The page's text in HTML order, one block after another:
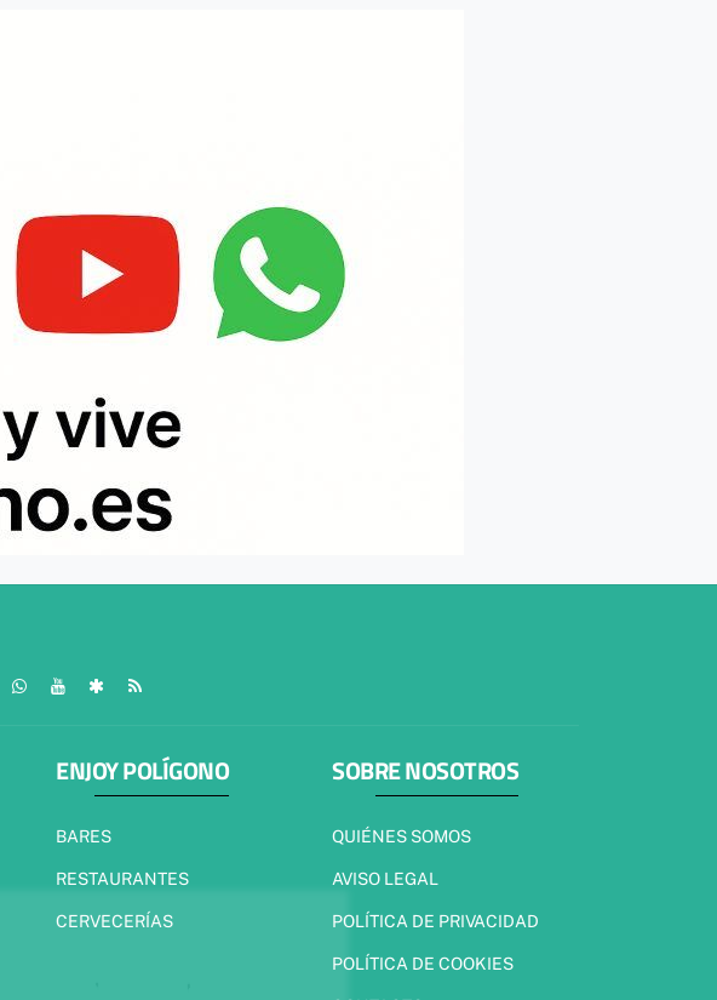
ENJOY POLÍGONO
BARES
RESTAURANTES
CERVECERÍAS
SOBRE NOSOTROS
QUIÉNES SOMOS
AVISO LEGAL
POLÍTICA DE PRIVACIDAD
POLÍTICA DE COOKIES